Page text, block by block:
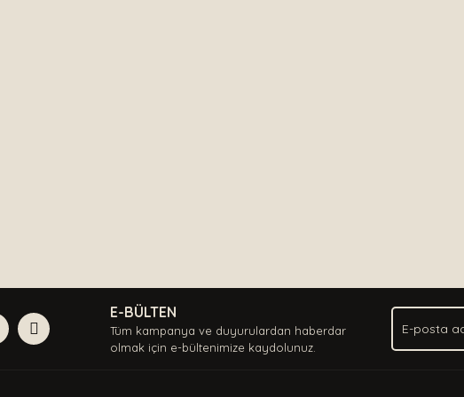
E-BÜLTEN
Tüm kampanya ve duyurulardan haberdar
olmak için e-bültenimize kaydolunuz.